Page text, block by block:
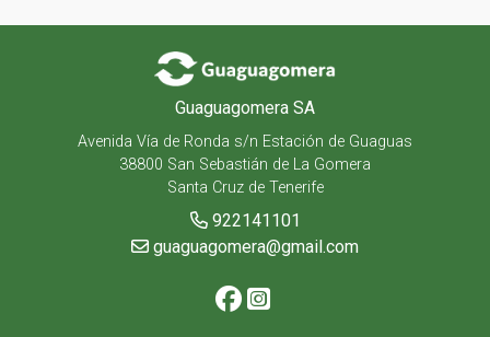
Guaguagomera SA
Avenida Vía de Ronda s/n Estación de Guaguas
38800 San Sebastián de La Gomera
Santa Cruz de Tenerife
922141101
guaguagomera@gmail.com